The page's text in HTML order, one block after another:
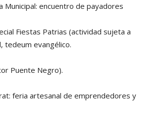
encuentro de payadores
Fiestas Patrias (actividad sujeta a
tedeum evangélico.
Puente Negro).
feria artesanal de emprendedores y